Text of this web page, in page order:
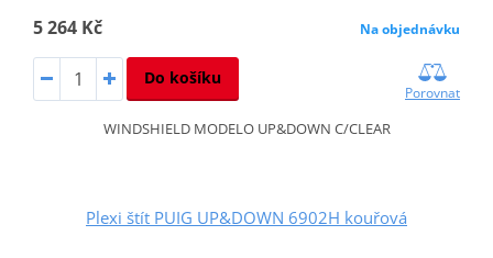
5 264 Kč Na objednávku
Do košíku
Porovnat
WINDSHIELD MODELO UP&DOWN C/CLEAR
Plexi štít PUIG UP&DOWN 6902H kouřová